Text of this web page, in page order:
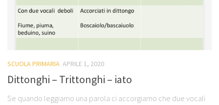
SCUOLA PRIMARIA APRILE 1, 2020
Dittonghi – Trittonghi – iato
Se quando leggiamo una parola ci accorgiamo che due vocali